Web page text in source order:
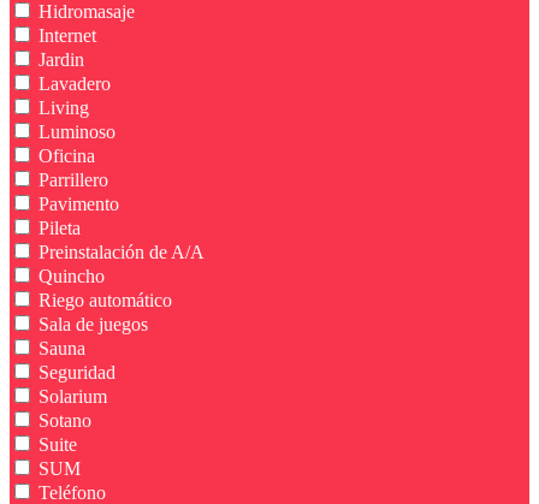
Hidromasaje
Internet
Jardin
Lavadero
Living
Luminoso
Oficina
Parrillero
Pavimento
Pileta
Preinstalación de A/A
Quincho
Riego automático
Sala de juegos
Sauna
Seguridad
Solarium
Sotano
Suite
SUM
Teléfono